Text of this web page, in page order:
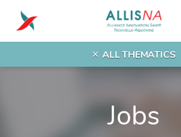
ALL THEMATICS
Jobs